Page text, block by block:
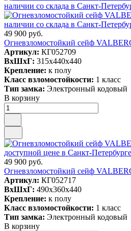
49 900 руб.
Огневзломостойкий сейф
Артикул: КГ052709
ВxШxГ: 315x440x440
Крепление: к полу
Класс взломостойкости: 1 класс
Тип замка: Электронный кодовый
В корзину
49 900 руб.
Огневзломостойкий сейф
Артикул: КГ052717
ВxШxГ: 490x360x440
Крепление: к полу
Класс взломостойкости: 1 класс
Тип замка: Электронный кодовый
В корзину